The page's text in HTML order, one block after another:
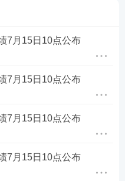
格标准以上冲，这样
询时间
一练、模考大赛、答
，掌握要点，查漏补
7月15日10点公布
7月15日10点公布
7月15日10点公布
7月15日10点公布